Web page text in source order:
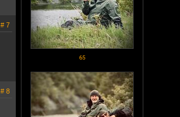
65
# 7
# 8